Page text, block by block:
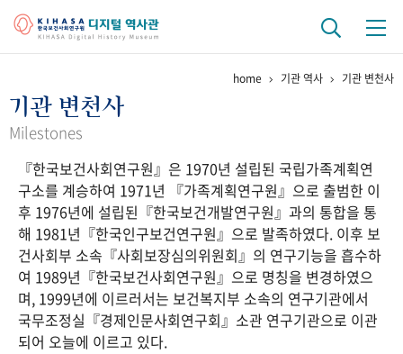
걸어온 길 기관 변천사
연구 역사
정책과 연구 키워드로 보는 연구 역사
연구자들
간행물 변천사
기록물 아카이브
사진 아카이브 문서 기록물 행정박물 영상 기록물
home 기관 역사 기관 변천사
기관 변천사
Milestones
『한국보건사회연구원』은 1970년 설립된 국립가족계획연
구소를 계승하여 1971년 『가족계획연구원』으로 출범한 이
후 1976년에 설립된『한국보건개발연구원』과의 통합을 통
해 1981년『한국인구보건연구원』으로 발족하였다. 이후 보
건사회부 소속『사회보장심의위원회』의 연구기능을 흡수하
여 1989년『한국보건사회연구원』으로 명칭을 변경하였으
며, 1999년에 이르러서는 보건복지부 소속의 연구기관에서
국무조정실『경제인문사회연구회』소관 연구기관으로 이관
되어 오늘에 이르고 있다.